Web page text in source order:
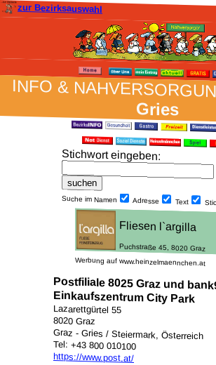
zur Bezirksauswahl
INFO &
Gries
Stich­wort ein­geben:
Suche im Namen Adresse Text
Werbung auf www.heinzelmaennchen.at
Postfiliale 8025 Graz und
Einkaufszentrum City Park
Lazarettgürtel 55
8020 Graz
Graz - Gries / Steiermark, Österreich
Tel: +43 800 010100
https://www.post.at/